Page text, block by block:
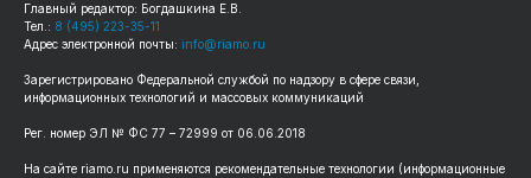
Главный редактор: Богдашкина Е.В.
Тел.: 8 (495) 223-35-11
Адрес электронной почты: info@riamo.ru
Зарегистрировано Федеральной службой по надзору в сфере связи,
информационных технологий и массовых коммуникаций
Рег. номер ЭЛ № ФС 77 – 72999 от 06.06.2018
На сайте riamo.ru применяются рекомендательные технологии (информационные